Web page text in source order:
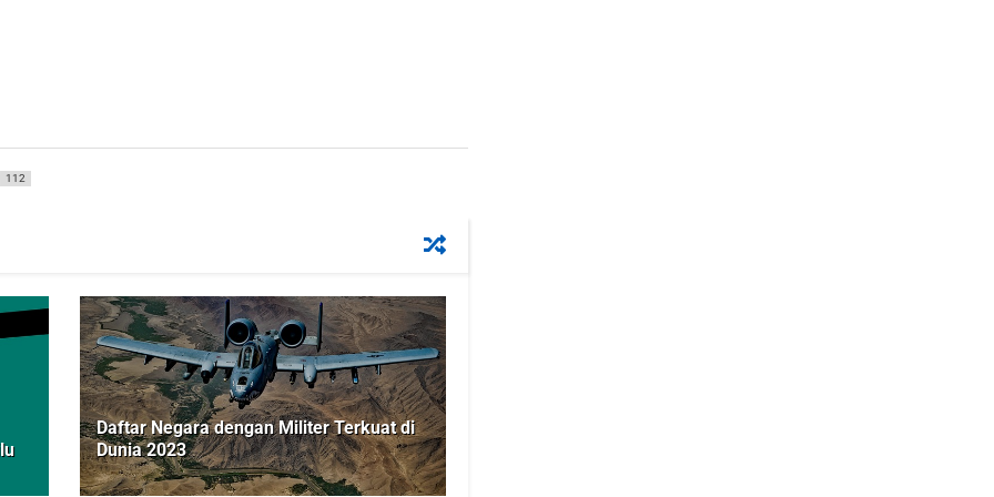
112
Daftar Negara dengan Militer Terkuat di
Dunia 2023